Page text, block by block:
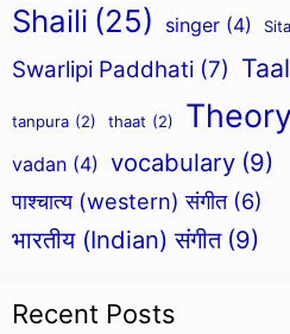
Shaili (25) singer (4)
Swarlipi Paddhati (7) Taal
tanpura (2) thaat (2) Theory
vadan (4) vocabulary (9)
पाश्चात्य (western) संगीत (6)
भारतीय (Indian) संगीत (9)
Recent Posts